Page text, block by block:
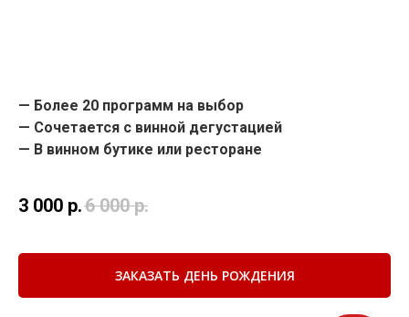
— Более 20 программ на выбор
— Сочетается с винной дегустацией
— В винном бутике или ресторане
3 000 р.6 000 р.
ЗАКАЗАТЬ ДЕНЬ РОЖДЕНИЯ